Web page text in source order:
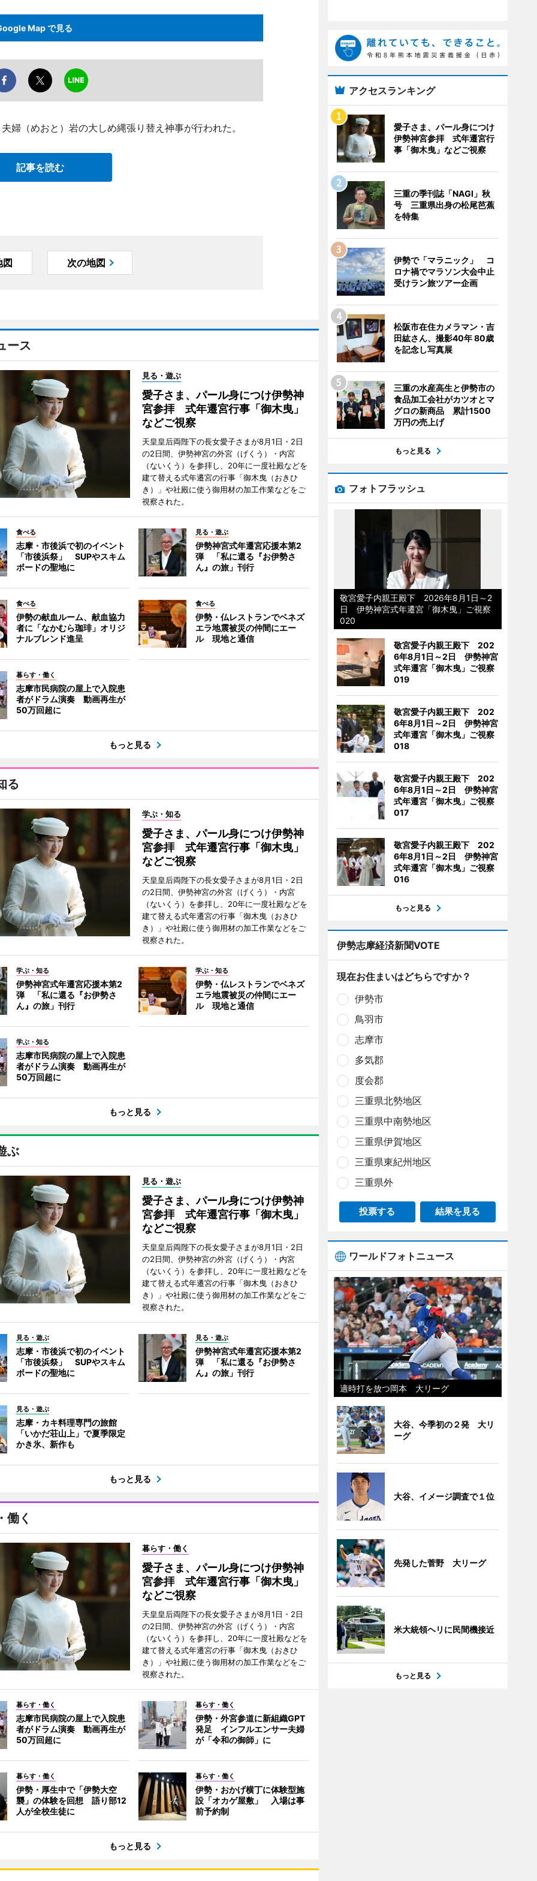
Map で見る
婦（めおと）岩の大しめ縄張り替え神事が行われた。
記事を読む
図 次の地図
ース
見る・遊ぶ
愛子さま、パール身につけ伊勢神
宮参拝 式年遷宮行事「御木曳」
などご視察
天皇皇后両陛下の長女愛子さまが8月1日・2日
の2日間、伊勢神宮の外宮（げくう）・内宮
（ないくう）を参拝し、20年に一度社殿などを
建て替える式年遷宮の行事「御木曳（おきひ
き）」や社殿に使う御用材の加工作業などをご
視察された。
食べる
志摩・市後浜で初のイベント
「市後浜祭」 SUPやスキム
ボードの聖地に
見る・遊ぶ
伊勢神宮式年遷宮応援本第2
弾 「私に還る『お伊勢さ
ん』の旅」刊行
食べる
伊勢の献血ルーム、献血協力
者に「なかむら珈琲」オリジ
ナルブレンド進呈
食べる
伊勢・仏レストランでベネズ
エラ地震被災の仲間にエー
ル 現地と通信
暮らす・働く
志摩市民病院の屋上で入院患
者がドラム演奏 動画再生が
50万回超に
もっと見る
る
学ぶ・知る
愛子さま、パール身につけ伊勢神
宮参拝 式年遷宮行事「御木曳」
などご視察
天皇皇后両陛下の長女愛子さまが8月1日・2日
の2日間、伊勢神宮の外宮（げくう）・内宮
（ないくう）を参拝し、20年に一度社殿などを
建て替える式年遷宮の行事「御木曳（おきひ
き）」や社殿に使う御用材の加工作業などをご
視察された。
学ぶ・知る
伊勢神宮式年遷宮応援本第2
弾 「私に還る『お伊勢さ
ん』の旅」刊行
学ぶ・知る
伊勢・仏レストランでベネズ
エラ地震被災の仲間にエー
ル 現地と通信
学ぶ・知る
志摩市民病院の屋上で入院患
者がドラム演奏 動画再生が
50万回超に
もっと見る
ぶ
見る・遊ぶ
愛子さま、パール身につけ伊勢神
宮参拝 式年遷宮行事「御木曳」
などご視察
天皇皇后両陛下の長女愛子さまが8月1日・2日
の2日間、伊勢神宮の外宮（げくう）・内宮
（ないくう）を参拝し、20年に一度社殿などを
建て替える式年遷宮の行事「御木曳（おきひ
き）」や社殿に使う御用材の加工作業などをご
視察された。
見る・遊ぶ
志摩・市後浜で初のイベント
「市後浜祭」 SUPやスキム
ボードの聖地に
見る・遊ぶ
伊勢神宮式年遷宮応援本第2
弾 「私に還る『お伊勢さ
ん』の旅」刊行
見る・遊ぶ
志摩・カキ料理専門の旅館
「いかだ荘山上」で夏季限定
かき氷、新作も
もっと見る
働く
暮らす・働く
愛子さま、パール身につけ伊勢神
宮参拝 式年遷宮行事「御木曳」
などご視察
天皇皇后両陛下の長女愛子さまが8月1日・2日
の2日間、伊勢神宮の外宮（げくう）・内宮
（ないくう）を参拝し、20年に一度社殿などを
建て替える式年遷宮の行事「御木曳（おきひ
き）」や社殿に使う御用材の加工作業などをご
視察された。
暮らす・働く
志摩市民病院の屋上で入院患
者がドラム演奏 動画再生が
50万回超に
暮らす・働く
伊勢・外宮参道に新組織GPT
発足 インフルエンサー夫婦
が「令和の御師」に
暮らす・働く
伊勢・厚生中で「伊勢大空
襲」の体験を回想 語り部12
人が全校生徒に
暮らす・働く
伊勢・おかげ横丁に体験型施
設「オカゲ屋敷」 入場は事
前予約制
もっと見る
アクセスランキング
愛子さま、パール身につけ
伊勢神宮参拝 式年遷宮行
事「御木曳」などご視察
三重の季刊誌「NAGI」秋
号 三重県出身の松尾芭蕉
を特集
伊勢で「マラニック」 コ
ロナ禍でマラソン大会中止
受けラン旅ツアー企画
松阪市在住カメラマン・吉
田紘さん、撮影40年 80歳
を記念し写真展
三重の水産高生と伊勢市の
食品加工会社がカツオとマ
グロの新商品 累計1500
万円の売上げ
もっと見る
フォトフラッシュ
敬宮愛子内親王殿下 2026年8月1日～2
日 伊勢神宮式年遷宮「御木曳」ご視察
020
敬宮愛子内親王殿下 202
6年8月1日～2日 伊勢神宮
式年遷宮「御木曳」ご視察
019
敬宮愛子内親王殿下 202
6年8月1日～2日 伊勢神宮
式年遷宮「御木曳」ご視察
018
敬宮愛子内親王殿下 202
6年8月1日～2日 伊勢神宮
式年遷宮「御木曳」ご視察
017
敬宮愛子内親王殿下 202
6年8月1日～2日 伊勢神宮
式年遷宮「御木曳」ご視察
016
もっと見る
伊勢志摩経済新聞VOTE
現在お住まいはどちらですか？
伊勢市
鳥羽市
志摩市
多気郡
度会郡
三重県北勢地区
三重県中南勢地区
三重県伊賀地区
三重県東紀州地区
三重県外
投票する 結果を見る
ワールドフォトニュース
適時打を放つ岡本 大リーグ
大谷、今季初の２発 大リ
ーグ
大谷、イメージ調査で１位
先発した菅野 大リーグ
米大統領ヘリに民間機接近
もっと見る